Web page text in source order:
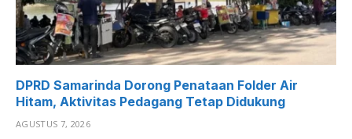
DPRD Samarinda Dorong Penataan Folder Air
Hitam, Aktivitas Pedagang Tetap Didukung
AGUSTUS 7, 2026